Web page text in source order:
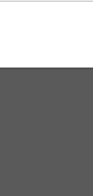
godine dobija deo
- Svenska